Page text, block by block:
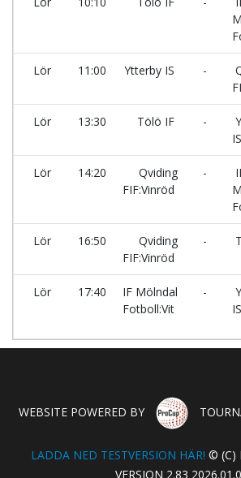
Lör 11:00 Ytterby IS -
Lör 13:30 Tölö IF -
IS
Lör 14:20
Qviding
FIF:Vinröd
-
Lör 16:50
Qviding
FIF:Vinröd
-
Lör 17:40
IF Mölndal
Fotboll:Vit
-
IS
WEBSITE POWERED BY
LADDA NED TESTVERSION HÄR! © (C)
VERSION 2.83